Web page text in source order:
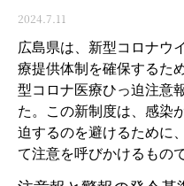
2024.7.11
広島県は、新型コロナウ
療提供体制を確保するた
型コロナ医療ひっ迫注意
た。この新制度は、感染
迫するのを避けるために
て注意を呼びかけるもので